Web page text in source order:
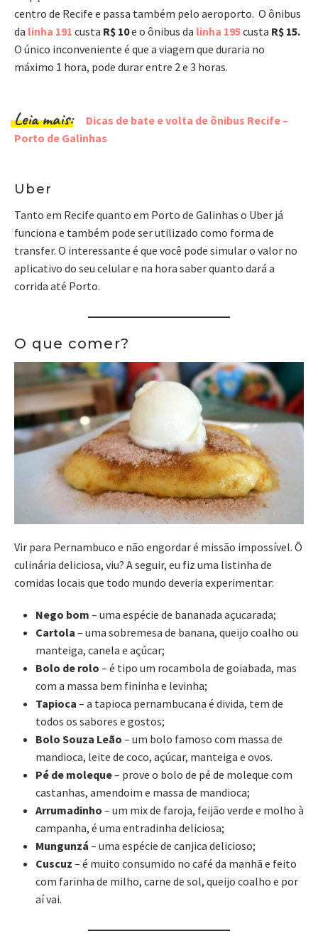
centro de Recife e passa também pelo aeroporto. O ônibus
da linha 191 custa R$ 10e o ônibus da linha 195custa R$ 15.
O único inconveniente é que a viagem que duraria no
máximo 1 hora, pode durar entre 2 e 3 horas.
Leia mais:
Dicas de bate e volta de ônibus Recife –
Porto de Galinhas
Uber
Tanto em Recife quanto em Porto de Galinhas o Uber já
funciona e também pode ser utilizado como forma de
transfer. O interessante é que você pode simular o valor no
aplicativo do seu celular e na hora saber quanto dará a
corrida até Porto.
O que comer?
Vir para Pernambuco e não engordar é missão impossível. Ô
culinária deliciosa, viu? A seguir, eu fiz uma listinha de
comidas locais que todo mundo deveria experimentar:
Nego bom – uma espécie de bananada açucarada;
Cartola – uma sobremesa de banana, queijo coalho ou
manteiga, canela e açúcar;
Bolo de rolo – é tipo um rocambola de goiabada, mas
com a massa bem fininha e levinha;
Tapioca – a tapioca pernambucana é divida, tem de
todos os sabores e gostos;
Bolo Souza Leão – um bolo famoso com massa de
mandioca, leite de coco, açúcar, manteiga e ovos.
Pé de moleque– prove o bolo de pé de moleque com
castanhas, amendoim e massa de mandioca;
Arrumadinho – um mix de faroja, feijão verde e molho à
campanha, é uma entradinha deliciosa;
Mungunzá – uma espécie de canjica delicioso;
Cuscuz – é muito consumido no café da manhã e feito
com farinha de milho, carne de sol, queijo coalho e por
aí vai.